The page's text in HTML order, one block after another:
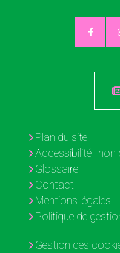
Plan du site
Accessibilité :
Glossaire
Contact
Mentions légales
Politique de
Gestion des